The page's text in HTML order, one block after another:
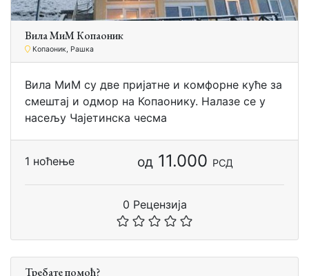
Вила МиМ Копаоник
Копаоник, Рашка
Вила МиМ су две пријатне и комфорне куће за
смештај и одмор на Копаонику. Налазе се у
насељу Чајетинска чесма
1 ноћење од11.000 РСД
0 Рецензија
Требате помоћ?